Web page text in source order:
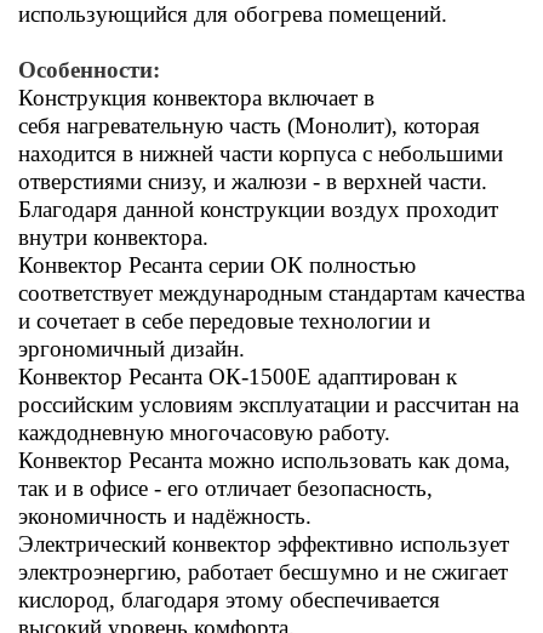
использующийся для обогрева помещений.
Особенности:
Конструкция конвектора включает в
себя нагревательную часть (Монолит), которая
находится в нижней части корпуса с небольшими
отверстиями снизу, и жалюзи - в верхней части.
Благодаря данной конструкции воздух проходит
внутри конвектора.
Конвектор Ресанта серии ОК полностью
соответствует международным стандартам качества
и сочетает в себе передовые технологии и
эргономичный дизайн.
Конвектор Ресанта ОК-1500Е адаптирован к
российским условиям эксплуатации и рассчитан на
каждодневную многочасовую работу.
Конвектор Ресанта можно использовать как дома,
так и в офисе - его отличает безопасность,
экономичность и надёжность.
Электрический конвектор эффективно использует
электроэнергию, работает бесшумно и не сжигает
кислород, благодаря этому обеспечивается
высокий уровень комфорта.